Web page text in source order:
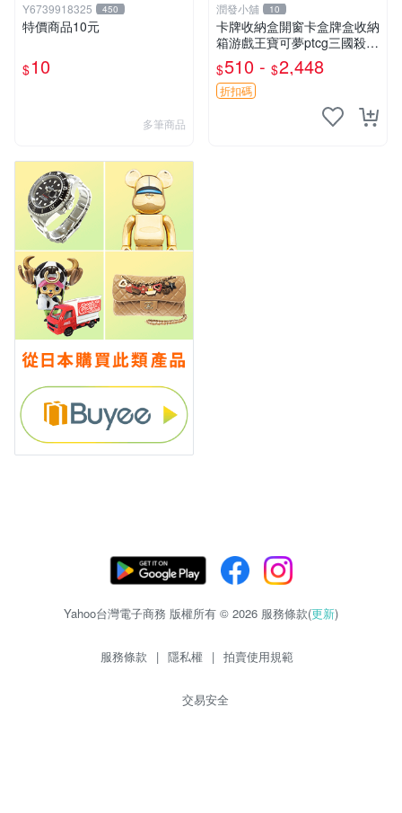
Y6739918325 450
特價商品10元
$10
多筆商品
潤發小舖 10
卡牌收納盒開窗卡盒牌盒收納
箱游戲王寶可夢ptcg三國殺海
賊王dtcg
$510 - $2,448
折扣碼
Yahoo台灣電子商務 版權所有 © 2026 服務條款(更新)
服務條款 | 隱私權 | 拍賣使用規範
交易安全